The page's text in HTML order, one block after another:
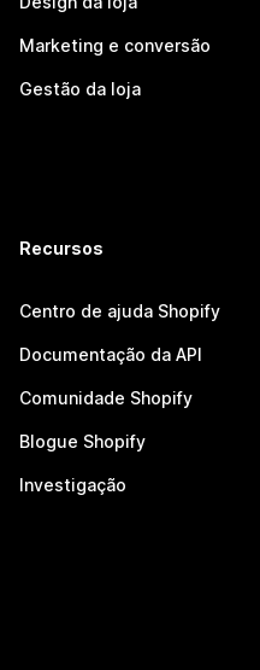
Marketing e conversão
Gestão da loja
Recursos
Centro de ajuda Shopify
Documentação da API
Comunidade Shopify
Blogue Shopify
Investigação